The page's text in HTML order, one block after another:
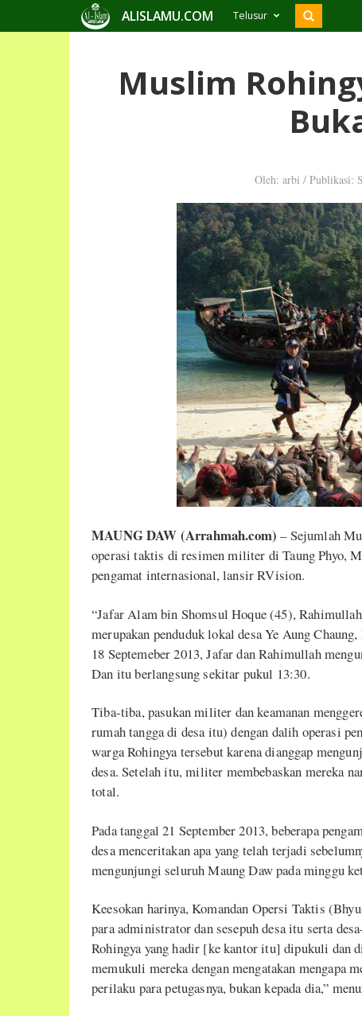
ALISLAMU.COM Telusur
Muslim
Oleh: arbi / Publikasi:
MAUNG DAW (Arrahmah.com)– Sejumlah
operasi taktis di resimen militer di Taung Phyo,
pengamat internasional, lansir RVision.
“Jafar Alam bin Shomsul Hoque (45),
merupakan penduduk lokal desa Ye Aung
18 Septemeber 2013, Jafar dan Rahimullah
Dan itu berlangsung sekitar pukul 13:30.
Tiba-tiba, pasukan militer dan keamanan
rumah tangga di desa itu) dengan dalih operasi
warga Rohingya tersebut karena dianggap
desa. Setelah itu, militer membebaskan mereka
total.
Pada tanggal 21 September 2013, beberapa
desa menceritakan apa yang telah terjadi
mengunjungi seluruh Maung Daw pada minggu
Keesokan harinya, Komandan Opersi Taktis
para administrator dan sesepuh desa itu serta
Rohingya yang hadir [ke kantor itu] dipukuli dan
memukuli mereka dengan mengatakan mengapa
perilaku para petugasnya, bukan kepada dia,”